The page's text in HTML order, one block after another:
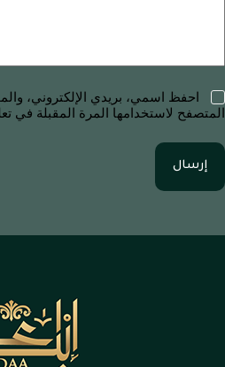
احفظ اسمي، بريدي الإلكتروني،
المتصفح لاستخدامها المرة المقبلة في
إرسال